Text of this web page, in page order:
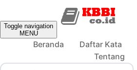
Toggle navigation
MENU
Beranda Daftar Kata
Tentang